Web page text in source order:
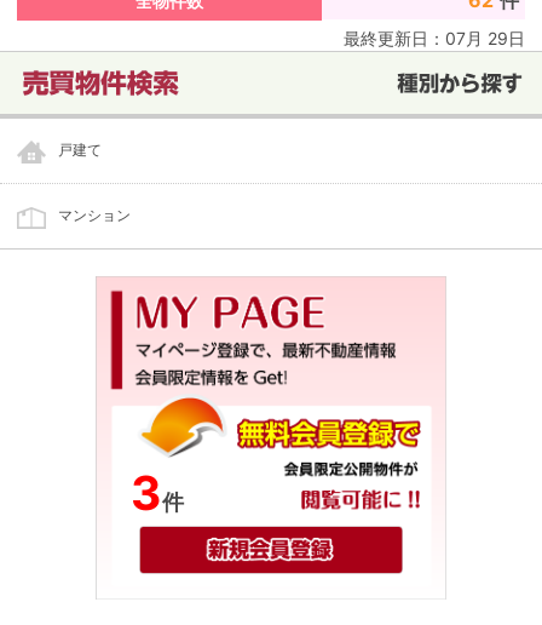
最終更新日： 07月 29日
戸建て
マンション
3件